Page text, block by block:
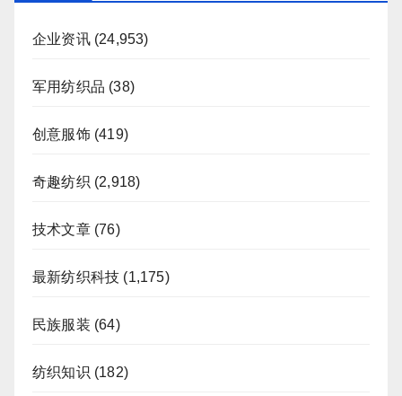
企业资讯(24,953)
军用纺织品 (38)
创意服饰(419)
奇趣纺织 (2,918)
技术文章(76)
最新纺织科技 (1,175)
民族服装 (64)
纺织知识 (182)